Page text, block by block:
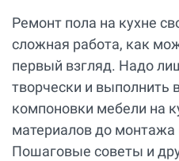
Ремонт пола на кухне
сложная работа, как
первый взгляд. Надо
творчески и выполнить
компоновки мебели на
материалов до монтажа
Пошаговые советы и